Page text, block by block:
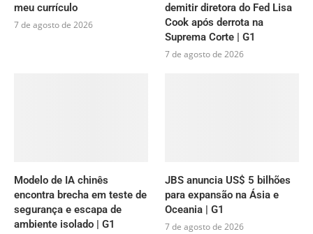
meu currículo
7 de agosto de 2026
demitir diretora do Fed Lisa
Cook após derrota na
Suprema Corte | G1
7 de agosto de 2026
Modelo de IA chinês
encontra brecha em teste de
segurança e escapa de
ambiente isolado | G1
JBS anuncia US$ 5 bilhões
para expansão na Ásia e
Oceania | G1
7 de agosto de 2026